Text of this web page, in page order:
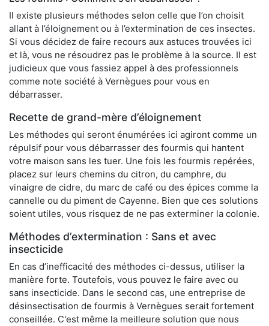
Il existe plusieurs méthodes selon celle que l’on choisit
allant à l’éloignement ou à l’extermination de ces insectes.
Si vous décidez de faire recours aux astuces trouvées ici
et là, vous ne résoudrez pas le problème à la source. Il est
judicieux que vous fassiez appel à des professionnels
comme note société à Vernègues pour vous en
débarrasser.
Recette de grand-mère d’éloignement
Les méthodes qui seront énumérées ici agiront comme un
répulsif pour vous débarrasser des fourmis qui hantent
votre maison sans les tuer. Une fois les fourmis repérées,
placez sur leurs chemins du citron, du camphre, du
vinaigre de cidre, du marc de café ou des épices comme la
cannelle ou du piment de Cayenne. Bien que ces solutions
soient utiles, vous risquez de ne pas exterminer la colonie.
Méthodes d’extermination : Sans et avec
insecticide
En cas d’inefficacité des méthodes ci-dessus, utiliser la
manière forte. Toutefois, vous pouvez le faire avec ou
sans insecticide. Dans le second cas, une entreprise de
désinsectisation de fourmis à Vernègues serait fortement
conseillée. C'est même la meilleure solution que nous